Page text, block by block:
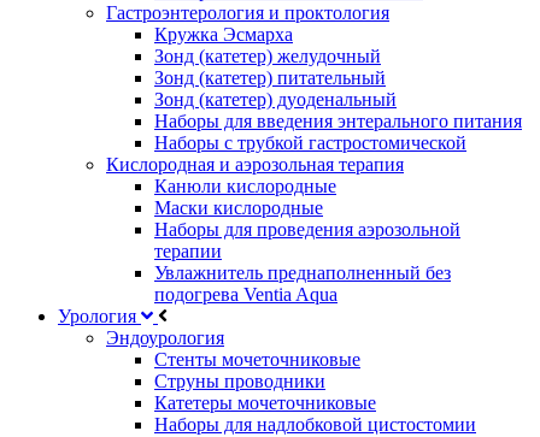
Гастроэнтерология и проктология
Кружка Эсмарха
Зонд (катетер) желудочный
Зонд (катетер) питательный
Зонд (катетер) дуоденальный
Наборы для введения энтерального питания
Наборы с трубкой гастростомической
Кислородная и аэрозольная терапия
Канюли кислородные
Маски кислородные
Наборы для проведения аэрозольной
терапии
Увлажнитель преднаполненный без
подогрева Ventia Aqua
Урология
Эндоурология
Стенты мочеточниковые
Струны проводники
Катетеры мочеточниковые
Наборы для надлобковой цистостомии